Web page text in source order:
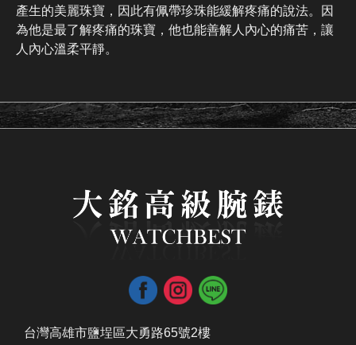
產生的美麗珠寶，因此有佩帶珍珠能緩解疼痛的說法。因
為他是最了解疼痛的珠寶，他也能善解人內心的痛苦，讓
人內心溫柔平靜。
台灣高雄市鹽埕區大勇路65號2樓